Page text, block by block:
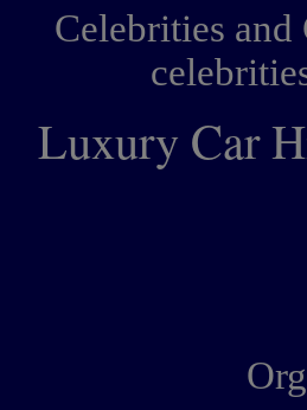
Celebrities
Luxury Car